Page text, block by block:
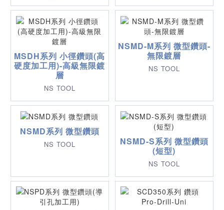
MSDH系列 小徑鑽頭(高
硬度加工用)-高級無限鍍
層
NS TOOL
NSMD-M系列 微型鑽頭-
無限鍍層
NS TOOL
NSMD系列 微型鑽頭
NS TOOL
NSMD-S系列 微型鑽頭
(短型)
NS TOOL